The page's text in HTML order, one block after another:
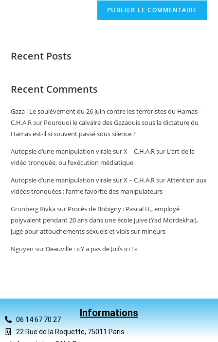
Recent Posts
Recent Comments
Gaza : Le soulèvement du 26 juin contre les terroristes du Hamas –
C.H.A.Rsur Pourquoi le calvaire des Gazaouis sous la dictature du
Hamas est-il si souvent passé sous silence ?
Autopsie d’une manipulation virale sur X – C.H.A.Rsur L’art de la
vidéo tronquée, ou l’exécution médiatique
Autopsie d’une manipulation virale sur X – C.H.A.RsurAttention aux
vidéos tronquées : l’arme favorite des manipulateurs
Grunberg Rivkasur Procès de Bobigny : Pascal H., employé
polyvalent pendant 20 ans dans une école juive (Yad Mordekhai),
jugé pour attouchements sexuels et viols sur mineurs
Nguyen sur Deauville : « Y a pas de Juifs ici ! »
Informations
06 14 67 70 27
22 Rue de la Roquette, 75011 Paris